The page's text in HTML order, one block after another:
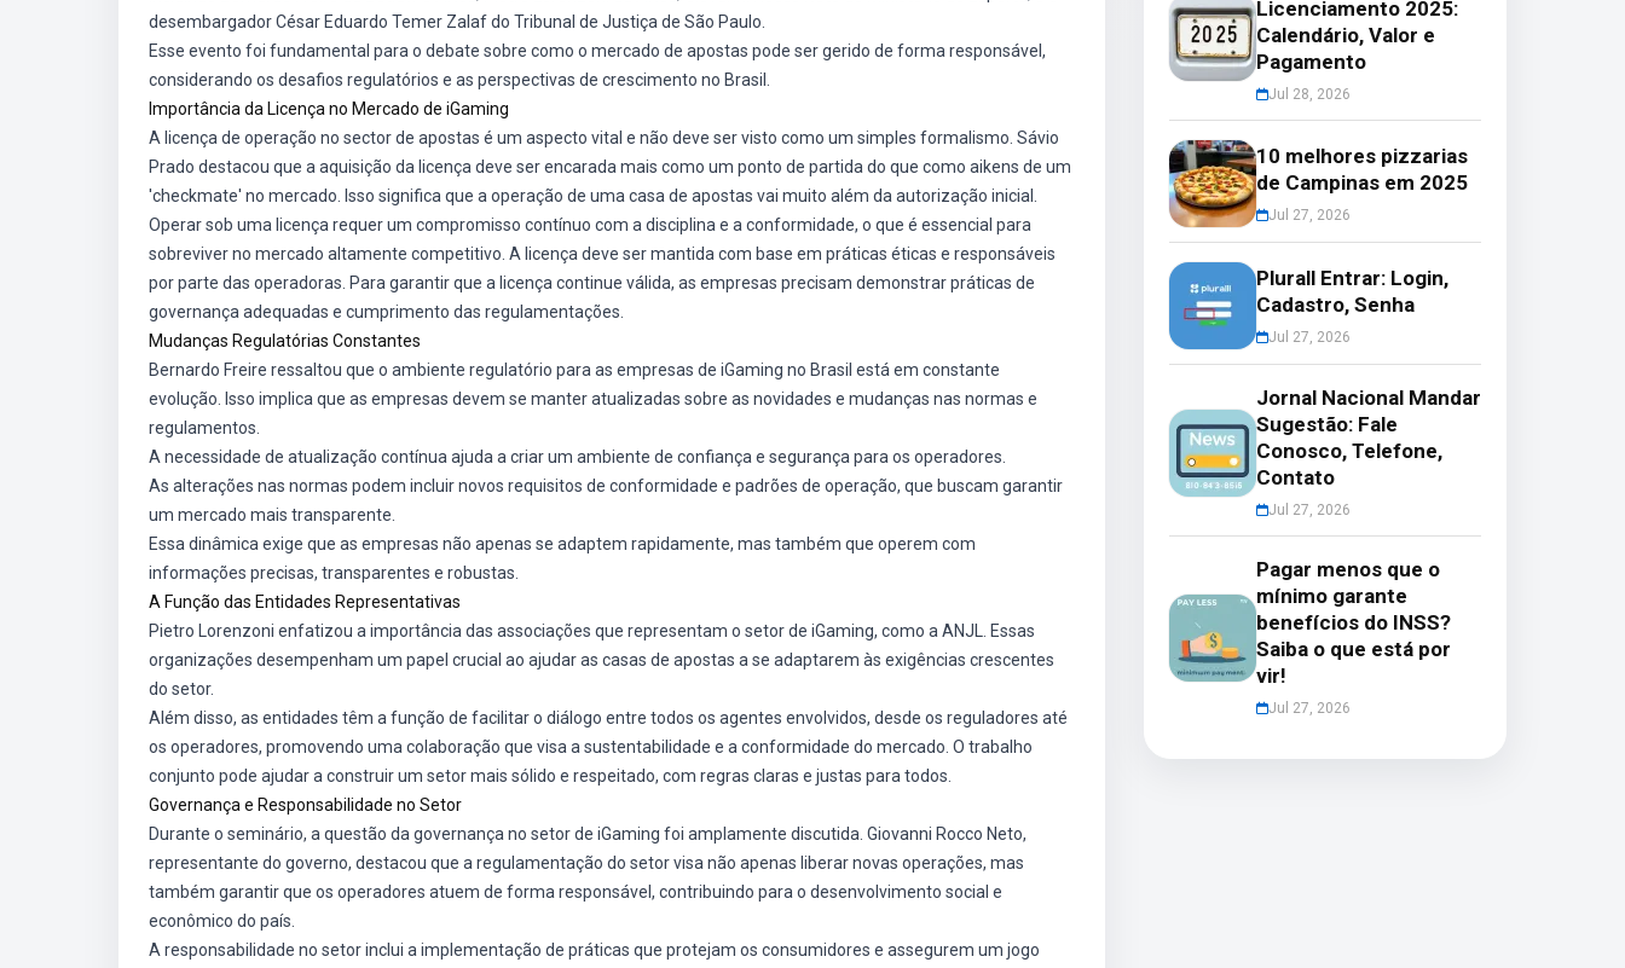
desembargador César Eduardo Temer Zalaf do Tribunal de Justiça de São Paulo.
Esse evento foi fundamental para o debate sobre como o mercado de apostas pode ser gerido de forma responsável,
considerando os desafios regulatórios e as perspectivas de crescimento no Brasil.
Importância da Licença no Mercado de iGaming
A licença de operação no sector de apostas é um aspecto vital e não deve ser visto como um simples formalismo. Sávio
Prado destacou que a aquisição da licença deve ser encarada mais como um ponto de partida do que como aikens de um
'checkmate' no mercado. Isso significa que a operação de uma casa de apostas vai muito além da autorização inicial.
Operar sob uma licença requer um compromisso contínuo com a disciplina e a conformidade, o que é essencial para
sobreviver no mercado altamente competitivo. A licença deve ser mantida com base em práticas éticas e responsáveis
por parte das operadoras. Para garantir que a licença continue válida, as empresas precisam demonstrar práticas de
governança adequadas e cumprimento das regulamentações.
Mudanças Regulatórias Constantes
Bernardo Freire ressaltou que o ambiente regulatório para as empresas de iGaming no Brasil está em constante
evolução. Isso implica que as empresas devem se manter atualizadas sobre as novidades e mudanças nas normas e
regulamentos.
A necessidade de atualização contínua ajuda a criar um ambiente de confiança e segurança para os operadores.
As alterações nas normas podem incluir novos requisitos de conformidade e padrões de operação, que buscam garantir
um mercado mais transparente.
Essa dinâmica exige que as empresas não apenas se adaptem rapidamente, mas também que operem com
informações precisas, transparentes e robustas.
A Função das Entidades Representativas
Pietro Lorenzoni enfatizou a importância das associações que representam o setor de iGaming, como a ANJL. Essas
organizações desempenham um papel crucial ao ajudar as casas de apostas a se adaptarem às exigências crescentes
do setor.
Além disso, as entidades têm a função de facilitar o diálogo entre todos os agentes envolvidos, desde os reguladores até
os operadores, promovendo uma colaboração que visa a sustentabilidade e a conformidade do mercado. O trabalho
conjunto pode ajudar a construir um setor mais sólido e respeitado, com regras claras e justas para todos.
Governança e Responsabilidade no Setor
Durante o seminário, a questão da governança no setor de iGaming foi amplamente discutida. Giovanni Rocco Neto,
representante do governo, destacou que a regulamentação do setor visa não apenas liberar novas operações, mas
também garantir que os operadores atuem de forma responsável, contribuindo para o desenvolvimento social e
econômico do país.
A responsabilidade no setor inclui a implementação de práticas que protejam os consumidores e assegurem um jogo
Licenciamento 2025:
Calendário, Valor e
Pagamento
Jul 28, 2026
10 melhores pizzarias
de Campinas em 2025
Jul 27, 2026
Plurall Entrar: Login,
Cadastro, Senha
Jul 27, 2026
Jornal Nacional Mandar
Sugestão: Fale
Conosco, Telefone,
Contato
Jul 27, 2026
Pagar menos que o
mínimo garante
benefícios do INSS?
Saiba o que está por
vir!
Jul 27, 2026